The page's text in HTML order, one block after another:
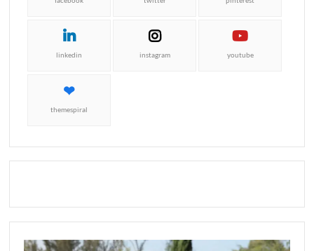
linkedin instagram youtube
themespiral